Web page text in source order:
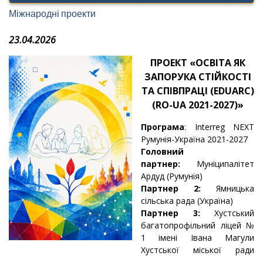
Міжнародні проекти
23.04.2026
ПРОЕКТ «ОСВІТА ЯК
ЗАПОРУКА СТІЙКОСТІ
ТА СПІВПРАЦІ (EDUARC)
(RO-UA 2021-2027)»
Програма: Interreg NEXT
Румунія-Україна 2021-2027
Головний
партнер: Муніципалітет
Ардуд (Румунія)
Партнер 2: Ямницька
сільська рада (Україна)
Партнер 3: Хустський
багатопрофільний ліцей №
1 імені Івана Магули
Хустської міської ради